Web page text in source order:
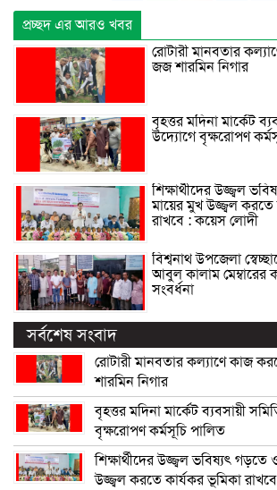
প্রচ্ছদ এর আরও খবর
রোটারী মানবতার
জজ শারমিন নিগার
বৃহত্তর মদিনা মার্কেট
উদ্যোগে বৃক্ষরোপণ
শিক্ষার্থীদের উজ্জ্বল
মায়ের মুখ উজ্জ্বল করতে
রাখবে : কয়েস লোদী
বিশ্বনাথ উপজেলা
আবুল কালাম মেম্বারের
সংবর্ধনা
সর্বশেষ সংবাদ
রোটারী মানবতার কল্যাণে কাজ
শারমিন নিগার
বৃহত্তর মদিনা মার্কেট ব্যবসায়ী
বৃক্ষরোপণ কর্মসূচি পালিত
শিক্ষার্থীদের উজ্জ্বল ভবিষ্যৎ গড়তে
উজ্জ্বল করতে কার্যকর ভূমিকা